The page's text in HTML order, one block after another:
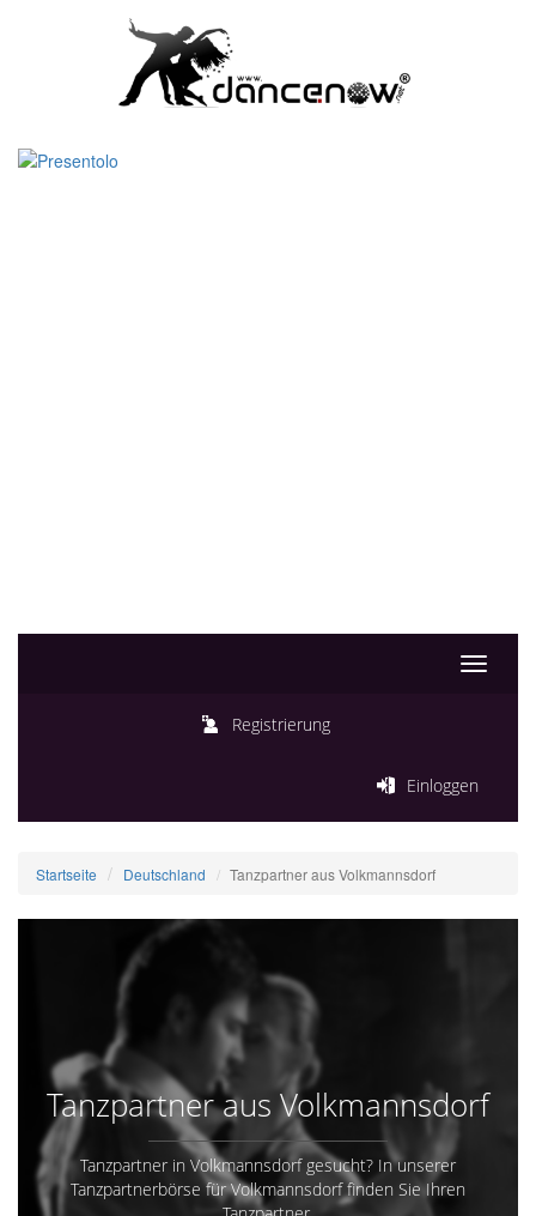
Toggle
Registrierung
Einloggen
Startseite Deutschland Tanzpartner aus Volkmannsdorf
Tanzpartner aus Volkmannsdorf
Tanzpartner in Volkmannsdorf gesucht? In unserer
Tanzpartnerbörse für Volkmannsdorf finden Sie Ihren